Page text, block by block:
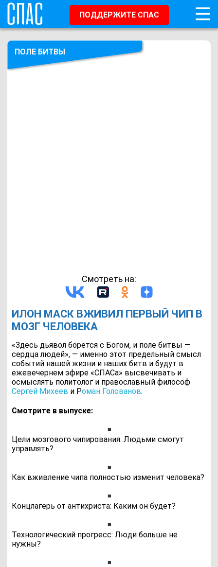
ПОДДЕРЖИТЕ СПАС
ПОЛЕ БИТВЫ
Смотреть на:
ИЛОН МАСК ВЖИВИЛ ПЕРВЫЙ ЧИП В
МОЗГ ЧЕЛОВЕКА
«Здесь дьявол борется с Богом, и поле битвы —
сердца людей», — именно этот предельный смысл
событий нашей жизни и наших битв и будут в
ежевечернем эфире «СПАСа» высвечивать и
осмыслять политолог и православный философ
Сергей Михеев и Роман Голованов.
Смотрите в выпуске:
Цели мозгового чипирования: Людьми смогут
управлять?
Как вживление чипа полностью изменит человека?
Концлагерь от антихриста: Каким он будет?
Технологический прогресс: Люди больше не
нужны?